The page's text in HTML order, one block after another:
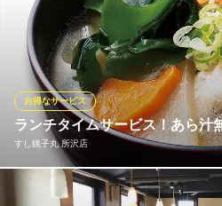
1,000円(税込)
ランチメニューを
キャンティーナ所沢 東口グラン
【イタリアン酒場】
西武新宿線所沢駅 徒歩1分
埼玉県所沢市くすのき台1-14-5 1F
大人気日替わりメニューから焼肉丼
ー、麺類セット、チャーハンセット
客様のご来店をお待ちしております
グラムで事前にわかるようにしてお
ォローしてご確認ください♪
※こちらは昼のみのこだわりです。
おすすめランチメニュー
日替わりランチ
800円(税込)
ランチタイムサービス！あら汁
すし銚子丸 所沢店
お得なサービス
土曜・日曜・祝日および年末年始、